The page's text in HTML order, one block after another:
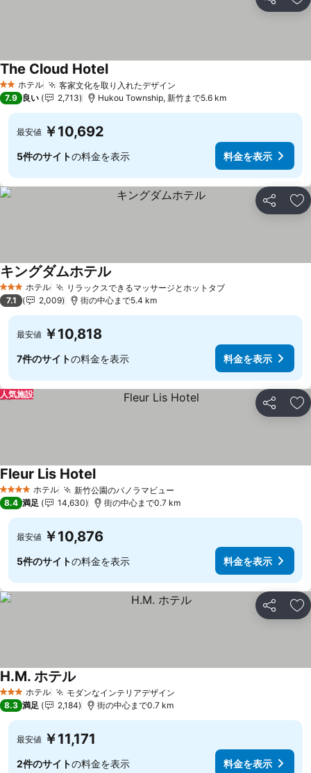
シェア お
2 ホテルのランク
ホテル 客家文化を取り入れたデザイン
The Cloud Hotel
7.9 良い 2,713 Hukou Township, 新竹まで5.6 km
最安値 ￥10,692
5件のサイトの料金を表示 料金を表示
シェア お
3 ホテルのランク
ホテル リラックスできるマッサージとホットタブ
キングダムホテル
7.1 2,009 街の中心まで5.4 km
最安値 ￥10,818
7件のサイトの料金を表示 料金を表示
シェア お
人気施設
4 ホテルのランク
ホテル 新竹公園のパノラマビュー
Fleur Lis Hotel
8.4 満足 14,630 街の中心まで0.7 km
最安値 ￥10,876
5件のサイトの料金を表示 料金を表示
シェア お
3 ホテルのランク
ホテル モダンなインテリアデザイン
H.M. ホテル
8.3 満足 2,184 街の中心まで0.7 km
最安値 ￥11,171
2件のサイトの料金を表示 料金を表示